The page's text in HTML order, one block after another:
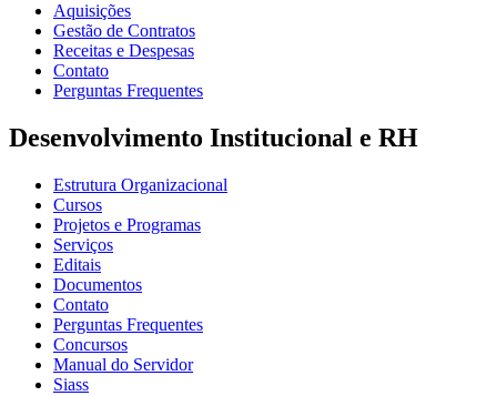
Aquisições
Gestão de Contratos
Receitas e Despesas
Contato
Perguntas Frequentes
Desenvolvimento Institucional e RH
Estrutura Organizacional
Cursos
Projetos e Programas
Serviços
Editais
Documentos
Contato
Perguntas Frequentes
Concursos
Manual do Servidor
Siass